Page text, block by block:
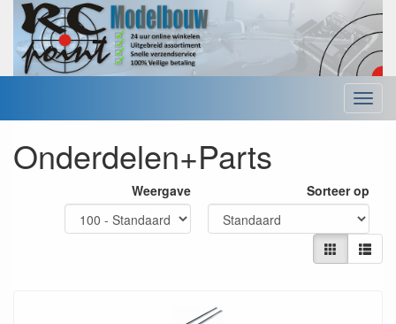
Menu
Onderdelen+Parts
Weergave Sorteer op